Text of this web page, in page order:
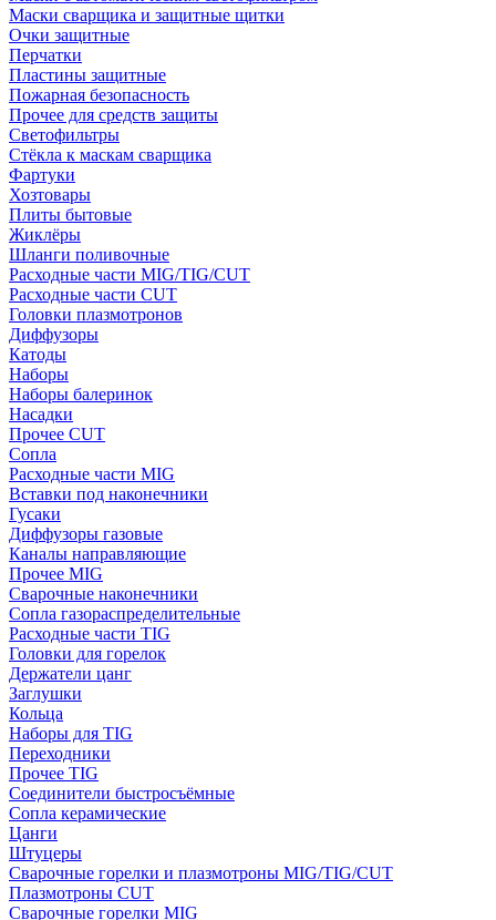
Маски сварщика и защитные щитки
Очки защитные
Перчатки
Пластины защитные
Пожарная безопасность
Прочее для средств защиты
Светофильтры
Стёкла к маскам сварщика
Фартуки
Хозтовары
Плиты бытовые
Жиклёры
Шланги поливочные
Расходные части MIG/TIG/CUT
Расходные части CUT
Головки плазмотронов
Диффузоры
Катоды
Наборы
Наборы балеринок
Насадки
Прочее CUT
Сопла
Расходные части MIG
Вставки под наконечники
Гусаки
Диффузоры газовые
Каналы направляющие
Прочее MIG
Сварочные наконечники
Сопла газораспределительные
Расходные части TIG
Головки для горелок
Держатели цанг
Заглушки
Кольца
Наборы для TIG
Переходники
Прочее TIG
Соединители быстросъёмные
Сопла керамические
Цанги
Штуцеры
Сварочные горелки и плазмотроны MIG/TIG/CUT
Плазмотроны CUT
Сварочные горелки MIG